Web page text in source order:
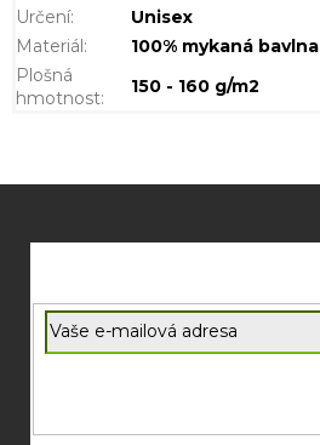
Určení:
Unisex
Materiál:
100% mykaná bavlna
Plošná
hmotnost:
150 - 160 g/m2
E-mail